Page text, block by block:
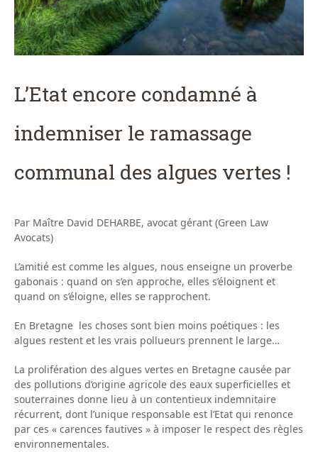
L’Etat encore condamné à
indemniser le ramassage
communal des algues vertes !
Par Maître David DEHARBE, avocat gérant (Green Law
Avocats)
L’amitié est comme les algues, nous enseigne un proverbe
gabonais : quand on s’en approche, elles s’éloignent et
quand on s’éloigne, elles se rapprochent.
En Bretagne les choses sont bien moins poétiques : les
algues restent et les vrais pollueurs prennent le large…
La prolifération des algues vertes en Bretagne causée par
des pollutions d’origine agricole des eaux superficielles et
souterraines donne lieu à un contentieux indemnitaire
récurrent, dont l’unique responsable est l’Etat qui renonce
par ces « carences fautives » à imposer le respect des règles
environnementales.